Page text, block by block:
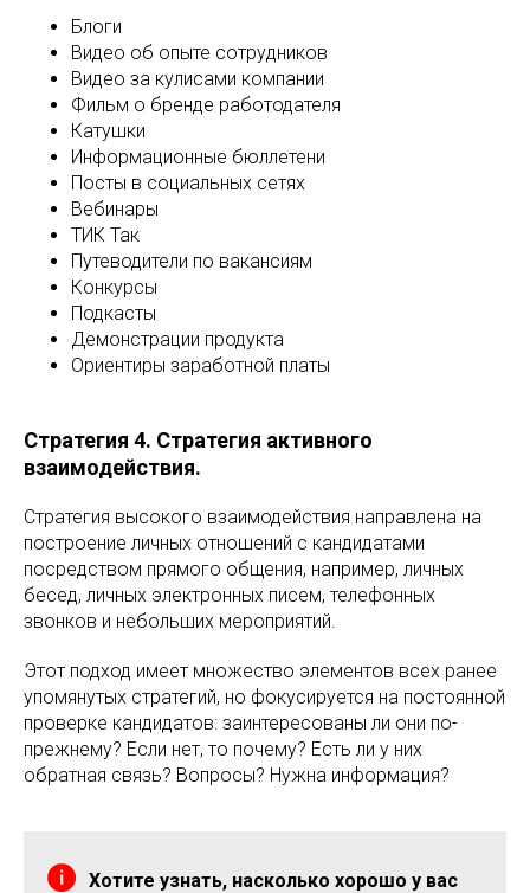
Блоги
Видео об опыте сотрудников
Видео за кулисами компании
Фильм о бренде работодателя
Катушки
Информационные бюллетени
Посты в социальных сетях
Вебинары
ТИК Так
Путеводители по вакансиям
Конкурсы
Подкасты
Демонстрации продукта
Ориентиры заработной платы
Стратегия 4. Стратегия активного
взаимодействия.
Стратегия высокого взаимодействия направлена ​​на
построение личных отношений с кандидатами
посредством прямого общения, например, личных
бесед, личных электронных писем, телефонных
звонков и небольших мероприятий.
Этот подход имеет множество элементов всех ранее
упомянутых стратегий, но фокусируется на постоянной
проверке кандидатов: заинтересованы ли они по-
прежнему? Если нет, то почему? Есть ли у них
обратная связь? Вопросы? Нужна информация?
Хотите узнать, насколько хорошо у вас